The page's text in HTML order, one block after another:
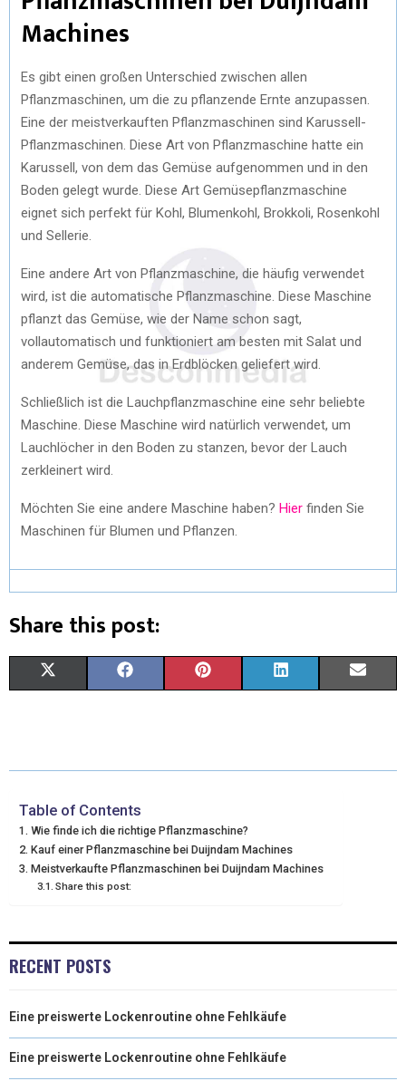
Machines
Es gibt einen großen Unterschied zwischen allen
Pflanzmaschinen, um die zu pflanzende Ernte anzupassen.
Eine der meistverkauften Pflanzmaschinen sind Karussell-
Pflanzmaschinen. Diese Art von Pflanzmaschine hatte ein
Karussell, von dem das Gemüse aufgenommen und in den
Boden gelegt wurde. Diese Art Gemüsepflanzmaschine
eignet sich perfekt für Kohl, Blumenkohl, Brokkoli, Rosenkohl
und Sellerie.
Eine andere Art von Pflanzmaschine, die häufig verwendet
wird, ist die automatische Pflanzmaschine. Diese Maschine
pflanzt das Gemüse, wie der Name schon sagt,
vollautomatisch und funktioniert am besten mit Salat und
anderem Gemüse, das in Erdblöcken geliefert wird.
Schließlich ist die Lauchpflanzmaschine eine sehr beliebte
Maschine. Diese Maschine wird natürlich verwendet, um
Lauchlöcher in den Boden zu stanzen, bevor der Lauch
zerkleinert wird.
Möchten Sie eine andere Maschine haben? Hier finden Sie
Maschinen für Blumen und Pflanzen.
Share this post:
W
T
T
E
O
O
T
R
E
K
I
I
Table of Contents
Wie finde ich die richtige Pflanzmaschine?
Kauf einer Pflanzmaschine bei Duijndam Machines
Meistverkaufte Pflanzmaschinen bei Duijndam Machines
Share this post:
RECENT POSTS
Eine preiswerte Lockenroutine ohne Fehlkäufe
Eine preiswerte Lockenroutine ohne Fehlkäufe